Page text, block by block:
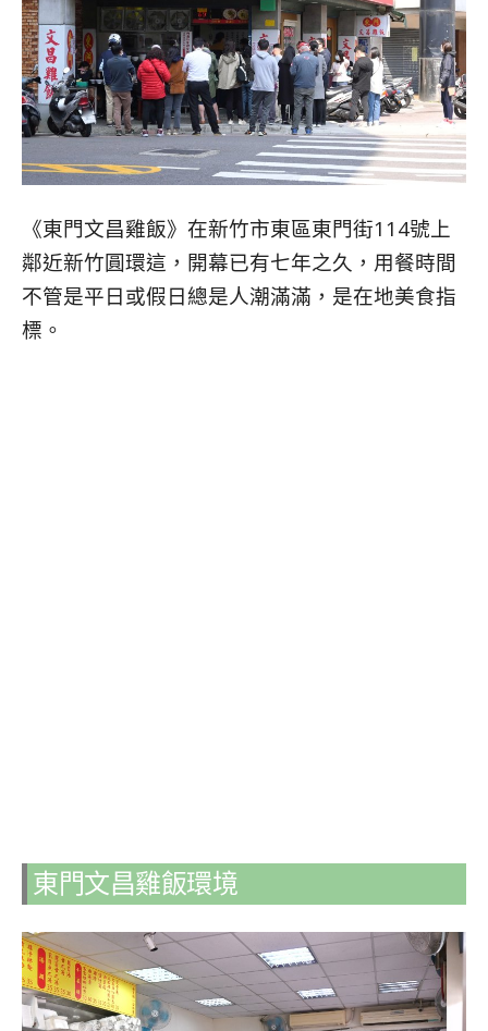
《東門文昌雞飯》在新竹市東區東門街114號上
鄰近新竹圓環這，開幕已有七年之久，用餐時間
不管是平日或假日總是人潮滿滿，是在地美食指
標。
東門文昌雞飯環境